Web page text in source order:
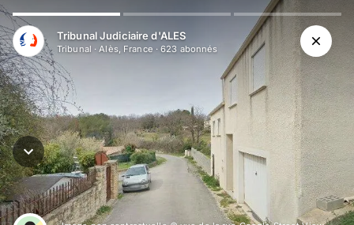
Tribunal Judiciaire d'ALES
Tribunal · Alès, France ·623 abonnés